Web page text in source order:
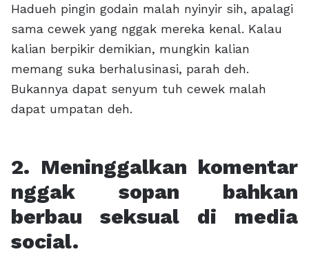
Hadueh pingin godain malah nyinyir sih, apalagi
sama cewek yang nggak mereka kenal. Kalau
kalian berpikir demikian, mungkin kalian
memang suka berhalusinasi, parah deh.
Bukannya dapat senyum tuh cewek malah
dapat umpatan deh.
2. Meninggalkan komentar
nggak sopan bahkan
berbau seksual di media
social.